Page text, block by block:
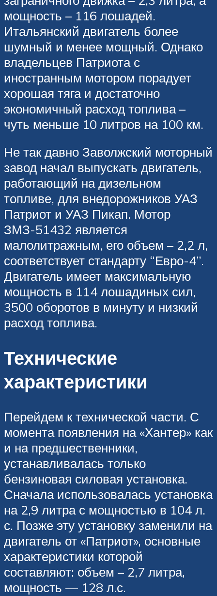
мощность – 116 лошадей.
Итальянский двигатель более
шумный и менее мощный. Однако
владельцев Патриота с
иностранным мотором порадует
хорошая тяга и достаточно
экономичный расход топлива –
чуть меньше 10 литров на 100 км.
Не так давно Заволжский моторный
завод начал выпускать двигатель,
работающий на дизельном
топливе, для внедорожников УАЗ
Патриот и УАЗ Пикап. Мотор
ЗМЗ-51432 является
малолитражным, его объем – 2,2 л,
соответствует стандарту “Евро-4”.
Двигатель имеет максимальную
мощность в 114 лошадиных сил,
3500 оборотов в минуту и низкий
расход топлива.
Технические
характеристики
Перейдем к технической части. С
момента появления на «Хантер» как
и на предшественники,
устанавливалась только
бензиновая силовая установка.
Сначала использовалась установка
на 2,9 литра с мощностью в 104 л.
с. Позже эту установку заменили на
двигатель от «Патриот», основные
характеристики которой
составляют: объем – 2,7 литра,
мощность — 128 л.с.